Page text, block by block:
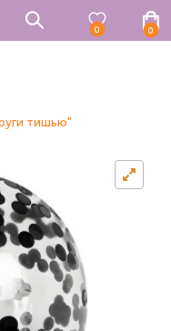
0 0
тишью"